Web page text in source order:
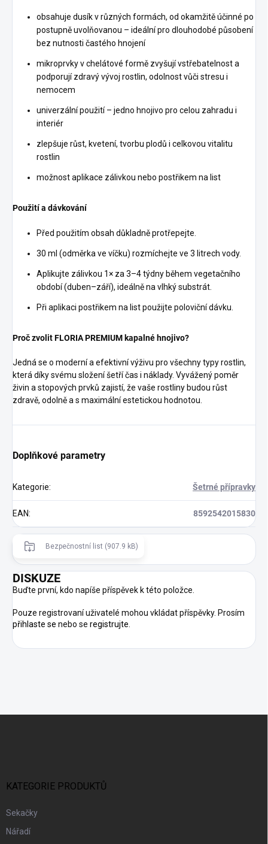
obsahuje dusík v různých formách, od okamžitě účinné po
postupně uvolňovanou – ideální pro dlouhodobé působení
bez nutnosti častého hnojení
mikroprvky v chelátové formě zvyšují vstřebatelnost a
podporují zdravý vývoj rostlin, odolnost vůči stresu i
nemocem
univerzální použití – jedno hnojivo pro celou zahradu i
interiér
zlepšuje růst, kvetení, tvorbu plodů i celkovou vitalitu
rostlin
možnost aplikace zálivkou nebo postřikem na list
Použití a dávkování
Před použitím obsah důkladně protřepejte.
30 ml (odměrka ve víčku) rozmíchejte ve 3 litrech vody.
Aplikujte zálivkou 1× za 3–4 týdny během vegetačního
období (duben–září), ideálně na vlhký substrát.
Při aplikaci postřikem na list použijte poloviční dávku.
Proč zvolit FLORIA PREMIUM kapalné hnojivo?
Jedná se o moderní a efektivní výživu pro všechny typy rostlin,
která díky svému složení šetří čas i náklady. Vyvážený poměr
živin a stopových prvků zajistí, že vaše rostliny budou růst
zdravě, odolně a s maximální estetickou hodnotou.
Doplňkové parametry
Kategorie: Šetrné přípravky
EAN: 8592542015830
Bezpečnostní list (907.9 kB)
DISKUZE
Buďte první, kdo napíše příspěvek k této položce.
Pouze registrovaní uživatelé mohou vkládat příspěvky. Prosím
přihlaste se nebo se registrujte
KATEGORIE PRODUKTŮ
Sekačky
Nářadí